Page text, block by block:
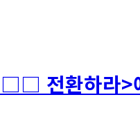
전환하라>